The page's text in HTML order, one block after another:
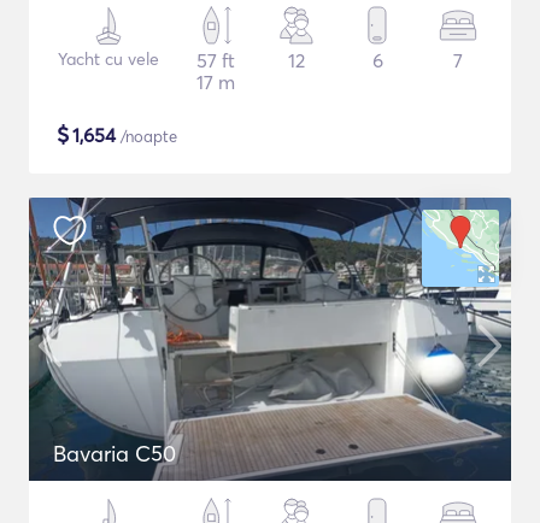
Yacht cu vele
57 ft
17 m
12 6 7
$1,654/noapte
Bavaria C50